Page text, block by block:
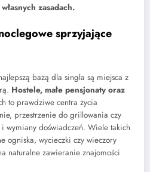
zasadach.
sprzyjające
bazą dla singla są miejsca z
Hostele, małe pensjonaty oraz
to prawdziwe centra życia
przestrzenie do grillowania czy
wymiany doświadczeń. Wiele takich
ogniska, wycieczki czy wieczory
naturalne zawieranie znajomości